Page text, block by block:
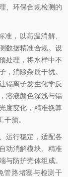
、环保合规检测的
，以高温消解、
数据精准合规。设
处理，将水样中不
，消除杂质干扰。
镉离子发生化学反
溶液颜色深浅与镉
度变化，精准换算
预。
运行稳定，适配各
动消解模块、精准
与防护壳体组成。
管路堵塞与检测干